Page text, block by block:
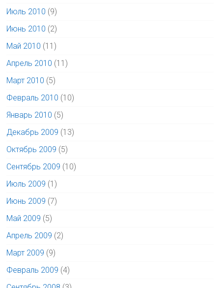
Июль 2010 (9)
Июнь 2010 (2)
Май 2010 (11)
Апрель 2010 (11)
Март 2010 (5)
Февраль 2010 (10)
Январь 2010 (5)
Декабрь 2009 (13)
Октябрь 2009 (5)
Сентябрь 2009 (10)
Июль 2009 (1)
Июнь 2009 (7)
Май 2009 (5)
Апрель 2009 (2)
Март 2009 (9)
Февраль 2009 (4)